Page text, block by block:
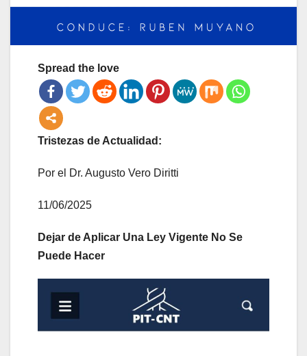
Spread the love
Tristezas de Actualidad:
Por el Dr. Augusto Vero Diritti
11/06/2025
Dejar de Aplicar Una Ley Vigente No Se
Puede Hacer